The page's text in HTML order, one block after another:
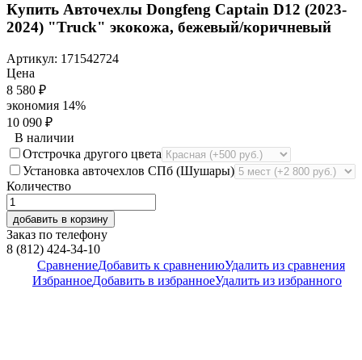
Купить Авточехлы Dongfeng Captain D12 (2023-
2024) "Truck" экокожа, бежевый/коричневый
Артикул: 171542724
Цена
8 580 ₽
экономия 14%
10 090 ₽
В наличии
Отстрочка другого цвета
Установка авточехлов СПб (Шушары)
Количество
добавить в корзину
Заказ по телефону
8 (812) 424-34-10
СравнениеДобавить к сравнениюУдалить из сравнения
ИзбранноеДобавить в избранноеУдалить из избранного